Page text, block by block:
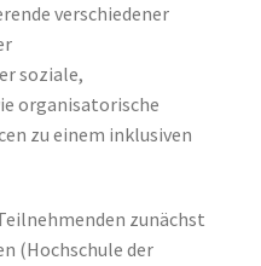
verschiedener
soziale,
organisatorische
zu einem inklusiven
zunächst
(Hochschule der